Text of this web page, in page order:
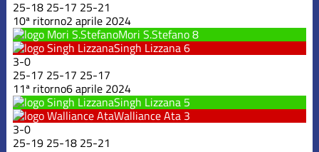
25-18 25-17 25-21
10ª ritorno2 aprile 2024
Mori S.Stefano8
Singh Lizzana6
3-0
25-17 25-17 25-17
11ª ritorno6 aprile 2024
Singh Lizzana 5
Walliance Ata 3
3-0
25-19 25-18 25-21